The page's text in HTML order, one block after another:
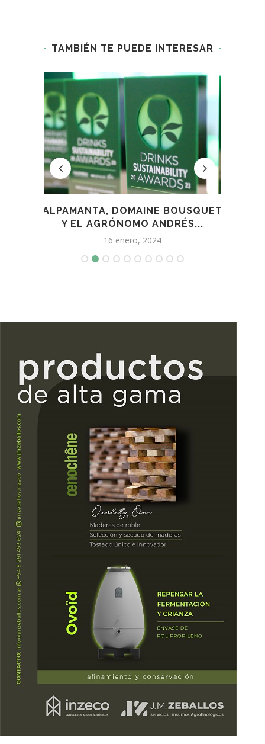
TAMBIÉN TE PUEDE INTERESAR
ALPAMANTA, DOMAINE BOUSQUET
Y EL AGRÓNOMO ANDRÉS...
16 enero, 2024